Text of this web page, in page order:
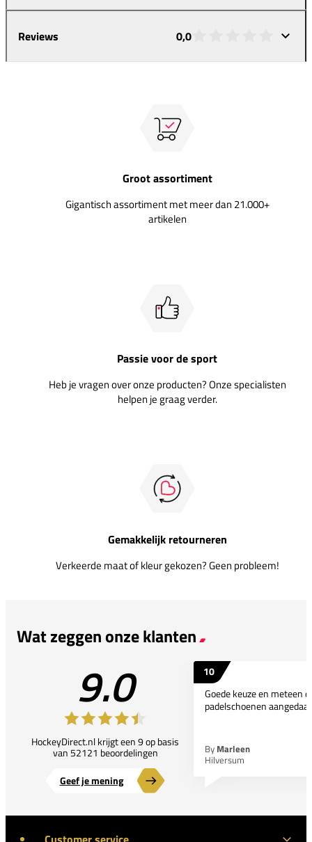
Reviews 0,0
Groot assortiment
Gigantisch assortiment met meer dan 21.000+
artikelen
Passie voor de sport
Heb je vragen over onze producten? Onze specialisten
helpen je graag verder.
Gemakkelijk retourneren
Verkeerde maat of kleur gekozen? Geen probleem!
Wat zeggen onze klanten
9.0
HockeyDirect.nl krijgt een 9 op basis
van 52121 beoordelingen
Geef je mening
10
Goede keuze en meteen
padelschoenen
By Marleen
Hilversum